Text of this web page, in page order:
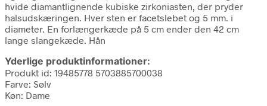
hvide diamantlignende kubiske zirkoniasten, der pryder
halsudskæringen. Hver sten er facetslebet og 5 mm. i
diameter. En forlængerkæde på 5 cm ender den 42 cm
lange slangekæde. Hån
Yderlige produktinformationer:
Produkt id: 19485778 5703885700038
Farve: Sølv
Køn: Dame